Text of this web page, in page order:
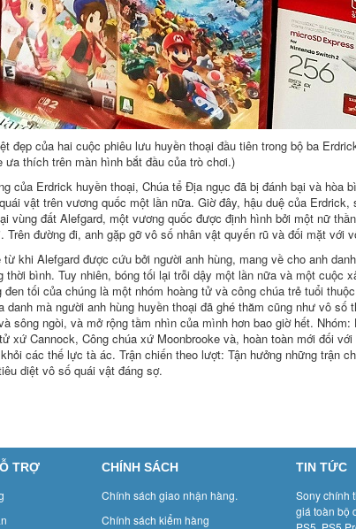
đẹp của hai cuộc phiêu lưu huyền thoại đầu tiên trong bộ ba
thích trên màn hình bắt đầu của trò chơi.)
của Erdrick huyền thoại, Chúa tể Địa ngục đã bị đánh bại và hòa
vật trên vương quốc một lần nữa. Giờ đây, hậu duệ của
vùng đất Alefgard, một vương quốc được định hình bởi một nữ
đường đi, anh gặp gỡ vô số nhân vật quyến rũ và đối mặt với
khi Alefgard được cứu bởi người anh hùng, mang về cho anh
bình. Tuy nhiên, bóng tối lại trỗi dậy một lần nữa và một
tối của chúng là một nhóm hoàng tử và công chúa trẻ tuổi
mà người anh hùng huyền thoại đã ghé thăm cũng như vô
sông ngòi, và mở rộng tầm nhìn của mình hơn bao giờ hết.
xứ Cannock, Công chúa xứ Moonbrooke và, hoàn toàn mới đối
các thế lực tà ác. Trận chiến theo lượt: Tận hưởng những trận
diệt vô số quái vật đáng sợ.
TRỢ CHÍNH SÁCH
Chính sách giao nhận hàng.
Chính sách kiểm hàng
TIN TỨC
Sony chính
giá toàn bộ